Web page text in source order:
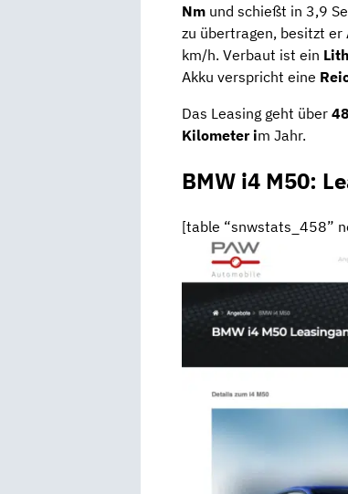
Nm und schießt in 3,9
zu übertragen, besitzt er
km/h. Verbaut ist ein
Akku verspricht eine
Das Leasing geht über
Kilometer im Jahr.
BMW i4 M50:
[table “snwstats_458”